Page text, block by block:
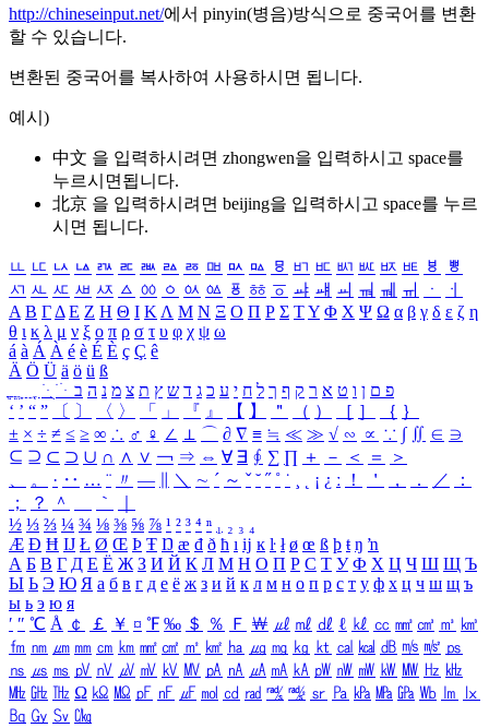
http://chineseinput.net/에서 pinyin(병음)방식으로 중국어를 변환
할 수 있습니다.
변환된 중국어를 복사하여 사용하시면 됩니다.
예시)
中文 을 입력하시려면 zhongwen을 입력하시고 space를
누르시면됩니다.
北京 을 입력하시려면 beijing을 입력하시고 space를 누르
시면 됩니다.
ㅥ ㅦ ㅧ ㅨ ㅩ ㅪ ㅫ ㅬ ㅭ ㅮ ㅯ ㅰ ㅱ ㅲ ㅳ ㅴ ㅵ ㅶ ㅷ ㅸ
ㅹ
ㅺ ㅻ ㅼ ㅽ ㅾ ㅿ ㆀ ㆁ ㆂ ㆃ ㆄ ㆅ ㆆ ㆇ ㆈ ㆉ ㆊ ㆋ ㆌ ㆍ
ㆎ
Α Β ΓΔ Ε Ζ Η Θ Ι ΚΛ Μ Ν Ξ Ο Π Ρ Σ ΤΥ Φ Χ Ψ Ω α β γ δ ε ζ η
θ ι κ λ μ ν ξ ο π ρ σ τ υ φ χ ψ ω
á à Á À é è É È ç Ç ê
Ä Ö Ü ä ö ü ß
ִֶֹ ֻּ ׁׂ פ ם ן ו ט א ר ק ף ך ל ח י ע כ ג ד ש ץ ת צ מ נ ה ב
‘ ’ “ ” 〔 〕 〈 〉 「 」 『 』 【 】 ＂ （ ） ［ ］ ｛ ｝
± × ÷ ≠ ≤ ≥ ∞ ∴ ♂ ♀ ∠ ⊥ ⌒ ∂ ∇ ≡ ≒ ≪ ≫ √ ∽ ∝ ∵ ∫ ∬ ∈ ∋
⊆ ⊇ ⊂ ⊃ ∪ ∩ ∧ ∨ ￢ ⇒ ⇔ ∀ ∃ ∮ ∑ ∏ ＋ － ＜ ＝
＞
、
。 · ‥ … ¨ 〃 ― ＼ ∼ ´ ～ ˇ ˘ ˝ ˚ ˙ ¸ ¡ ¿ ː ！ ＇ ， ． ／
：
；
？ ＾ ｀
½ ⅓ ⅔ ¼ ¾ ⅛ ⅜ ⅝ ⅞ ¹ ² ³ ⁴ ⁿ ₁ ₂ ₃ ₄
Æ Ð Ħ Ĳ Ł Ø Œ Þ Ŧ Ŋ æ đ ð ħ ı ĳ ĸ ŀ ł ø œ ß þ ŧ ŋ ŉ
А Б В Г Д Е Ё Ж З И Й К Л М Н О П Р С Т У Ф Х Ц Ч Ш Щ Ъ
Ы Ь Э Ю Я а б в г д е ё ж з и й к л м н о п р с т у ф х ц ч ш щ ъ
ы ь э ю я
′ ″ ℃ Å ￠ ￡ ￥ ¤ ℉ ‰ ＄ ％ Ｆ ￦ ㎕ ㎖ ㎗ ℓ ㎘ ㏄ ㎣ ㎤ ㎥ ㎦
㎙ ㎚ ㎛ ㎜ ㎝ ㎞ ㎟ ㎠ ㎡ ㎢ ㏊ ㎍ ㎎ ㎏ ㏏ ㎈ ㎉ ㏈ ㎧ ㎨ ㎰
㎱ ㎲ ㎳ ㎴ ㎵ ㎶ ㎷ ㎸ ㎹ ㎀ ㎁ ㎂ ㎃ ㎄ ㎺ ㎻ ㎽ ㎾ ㎿ ㎐ ㎑
㎒ ㎓ ㎔ Ω ㏀ ㏁ ㎊ ㎋ ㎌ ㏖ ㏅ ㎭ ㎮ ㎯ ㏛ ㎩ ㎪ ㎫ ㎬ ㏝ ㏐
㏓
㏃ ㏉ ㏜ ㏆